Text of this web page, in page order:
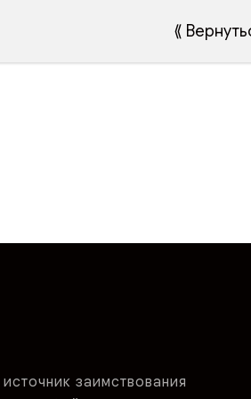
⟪
заимствования